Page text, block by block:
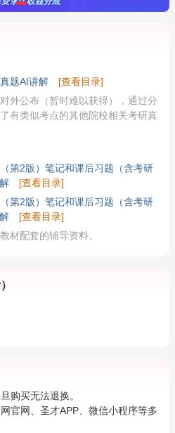
题AI讲解
[查看目录]
外公布（暂时难以获得），通过分
有类似考点的其他院校相关考研真
第2版）笔记和课后习题（含考研
[查看目录]
第2版）笔记和课后习题（含考研
[查看目录]
材配套的辅导资料。
购买无法退换。
官网、圣才APP、微信小程序等多